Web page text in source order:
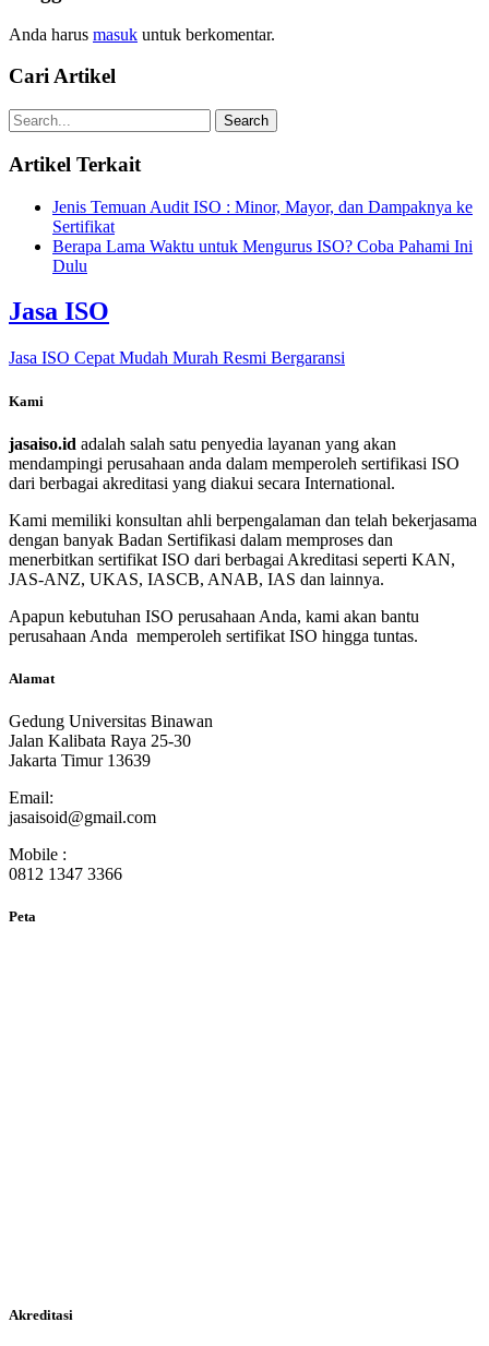
Anda harus masuk untuk berkomentar.
Cari Artikel
Artikel Terkait
Jenis Temuan Audit ISO : Minor, Mayor, dan Dampaknya ke
Sertifikat
Berapa Lama Waktu untuk Mengurus ISO? Coba Pahami Ini
Dulu
Jasa ISO
Jasa ISO Cepat Mudah Murah Resmi Bergaransi
Kami
jasaiso.id adalah salah satu penyedia layanan yang akan
mendampingi perusahaan anda dalam memperoleh sertifikasi ISO
dari berbagai akreditasi yang diakui secara International.
Kami memiliki konsultan ahli berpengalaman dan telah bekerjasama
dengan banyak Badan Sertifikasi dalam memproses dan
menerbitkan sertifikat ISO dari berbagai Akreditasi seperti KAN,
JAS-ANZ, UKAS, IASCB, ANAB, IAS dan lainnya.
Apapun kebutuhan ISO perusahaan Anda, kami akan bantu
perusahaan Anda memperoleh sertifikat ISO hingga tuntas.
Alamat
Gedung Universitas Binawan
Jalan Kalibata Raya 25-30
Jakarta Timur 13639
Email:
jasaisoid@gmail.com
Mobile :
0812 1347 3366
Peta
Akreditasi